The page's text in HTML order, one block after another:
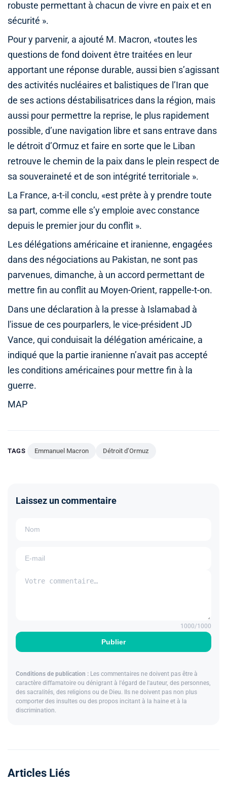
robuste permettant à chacun de vivre en paix et en
sécurité ».
Pour y parvenir, a ajouté M. Macron, «toutes les
questions de fond doivent être traitées en leur
apportant une réponse durable, aussi bien s’agissant
des activités nucléaires et balistiques de l’Iran que
de ses actions déstabilisatrices dans la région, mais
aussi pour permettre la reprise, le plus rapidement
possible, d’une navigation libre et sans entrave dans
le détroit d’Ormuz et faire en sorte que le Liban
retrouve le chemin de la paix dans le plein respect de
sa souveraineté et de son intégrité territoriale ».
La France, a-t-il conclu, «est prête à y prendre toute
sa part, comme elle s’y emploie avec constance
depuis le premier jour du conflit ».
Les délégations américaine et iranienne, engagées
dans des négociations au Pakistan, ne sont pas
parvenues, dimanche, à un accord permettant de
mettre fin au conflit au Moyen-Orient, rappelle-t-on.
Dans une déclaration à la presse à Islamabad à
l'issue de ces pourparlers, le vice-président JD
Vance, qui conduisait la délégation américaine, a
indiqué que la partie iranienne n’avait pas accepté
les conditions américaines pour mettre fin à la
guerre.
MAP
TAGS Emmanuel Macron Détroit d’Ormuz
Laissez un commentaire
Publier
1000/1000
Conditions de publication : Les commentaires ne doivent pas être à
caractère diffamatoire ou dénigrant à l'égard de l'auteur, des personnes,
des sacralités, des religions ou de Dieu. Ils ne doivent pas non plus
comporter des insultes ou des propos incitant à la haine et à la
discrimination.
Articles Liés